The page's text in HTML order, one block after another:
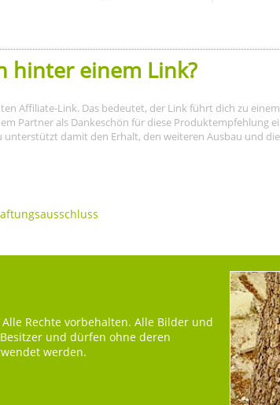
hinter einem Link?
Affiliate-Link. Das bedeutet, der Link führt dich zu
Partner als Dankeschön für diese Produktempfehlung
damit den Erhalt, den weiteren Ausbau und
Rechte vorbehalten. Alle Bilder und
und dürfen ohne deren
werden.